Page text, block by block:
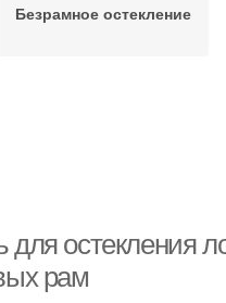
Безрамное остекление
остекления
рам